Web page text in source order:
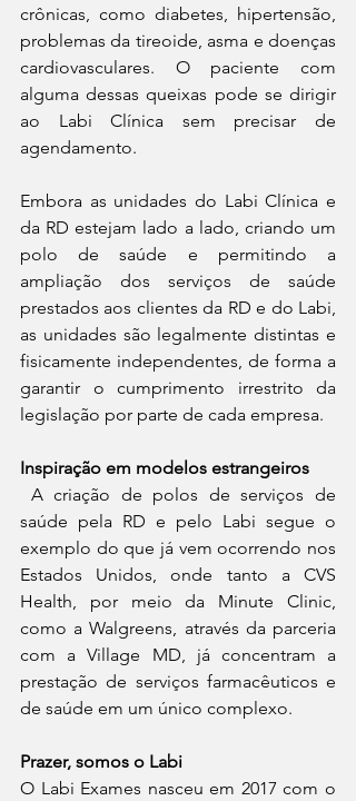
crônicas, como diabetes, hipertensão,
problemas da tireoide, asma e doenças
cardiovasculares. O paciente com
alguma dessas queixas pode se dirigir
ao Labi Clínica sem precisar de
agendamento.
Embora as unidades do Labi Clínica e
da RD estejam lado a lado, criando um
polo de saúde e permitindo a
ampliação dos serviços de saúde
prestados aos clientes da RD e do Labi,
as unidades são legalmente distintas e
fisicamente independentes, de forma a
garantir o cumprimento irrestrito da
legislação por parte de cada empresa.
Inspiração em modelos estrangeiros
A criação de polos de serviços de
saúde pela RD e pelo Labi segue o
exemplo do que já vem ocorrendo nos
Estados Unidos, onde tanto a CVS
Health, por meio da Minute Clinic,
como a Walgreens, através da parceria
com a Village MD, já concentram a
prestação de serviços farmacêuticos e
de saúde em um único complexo.
Prazer, somos o Labi
O Labi Exames nasceu em 2017 com o